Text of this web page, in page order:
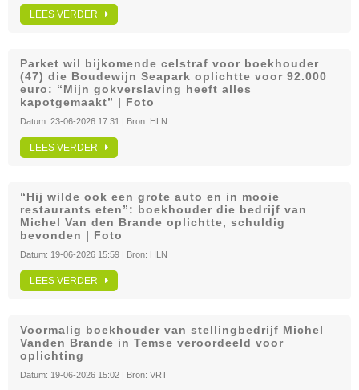
LEES VERDER
Parket wil bijkomende celstraf voor boekhouder
(47) die Boudewijn Seapark oplichtte voor 92.000
euro: “Mijn gokverslaving heeft alles
kapotgemaakt” | Foto
Datum: 23-06-2026 17:31 | Bron: HLN
LEES VERDER
“Hij wilde ook een grote auto en in mooie
restaurants eten”: boekhouder die bedrijf van
Michel Van den Brande oplichtte, schuldig
bevonden | Foto
Datum: 19-06-2026 15:59 | Bron: HLN
LEES VERDER
Voormalig boekhouder van stellingbedrijf Michel
Vanden Brande in Temse veroordeeld voor
oplichting
Datum: 19-06-2026 15:02 | Bron: VRT